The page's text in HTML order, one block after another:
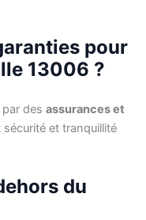
pour
13006 ?
des assurances et
et tranquillité
du